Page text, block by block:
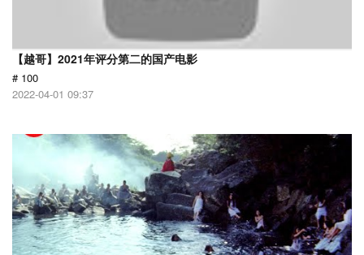
【越哥】2021年评分第二的国产电影
# 100
2022-04-01 09:37